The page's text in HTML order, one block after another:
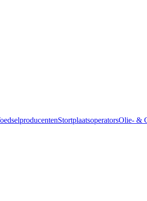
StortplaatsoperatorsOlie- &